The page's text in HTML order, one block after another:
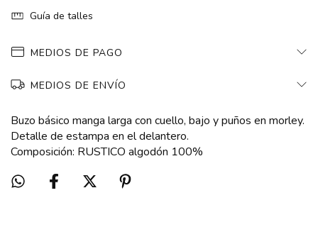
Guía de talles
MEDIOS DE PAGO
MEDIOS DE ENVÍO
Buzo básico manga larga con cuello, bajo y puños en morley.
Detalle de estampa en el delantero.
Composición: RUSTICO algodón 100%